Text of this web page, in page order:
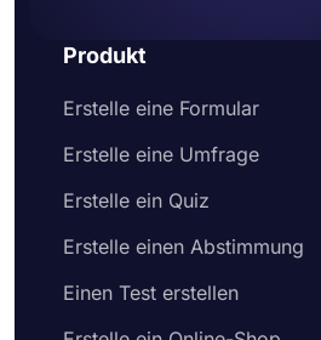
Produkt
Erstelle eine Formular
Erstelle eine Umfrage
Erstelle ein Quiz
Erstelle einen Abstimmung
Einen Test erstellen